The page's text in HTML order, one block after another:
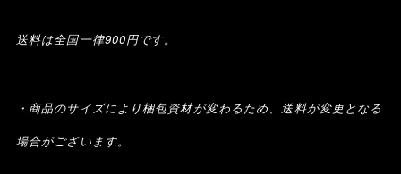
送料は全国一律900円です。
・商品のサイズにより梱包資材が変わるため、送料が変更となる
場合がございます。